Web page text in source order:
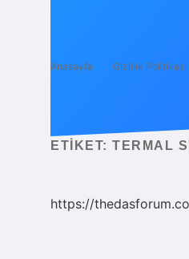
Anasayfa Gizlilik Politikası
ETIKET: TERMAL
https://